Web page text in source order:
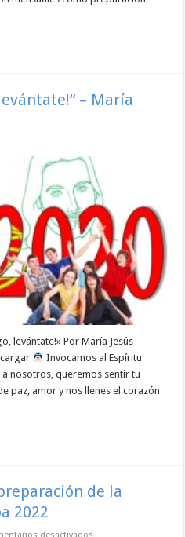
– María
levántate!» Por María Jesús
Invocamos al Espíritu
a nosotros, queremos sentir tu
paz, amor y nos llenes el corazón
de la
2022
desactivados